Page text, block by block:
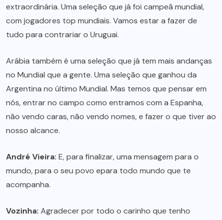
extraordinária. Uma seleção que já foi campeã mundial,
com jogadores top mundiais. Vamos estar a fazer de
tudo para contrariar o Uruguai.
Arábia também é uma seleção que já tem mais andanças
no Mundial que a gente. Uma seleção que ganhou da
Argentina no último Mundial. Mas temos que pensar em
nós, entrar no campo como entramos com a Espanha,
não vendo caras, não vendo nomes, e fazer o que tiver ao
nosso alcance.
André Vieira: E, para finalizar, uma mensagem para o
mundo, para o seu povo epara todo mundo que te
acompanha.
Vozinha: Agradecer por todo o carinho que tenho